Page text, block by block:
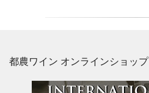
都農ワイン オンラインショップ